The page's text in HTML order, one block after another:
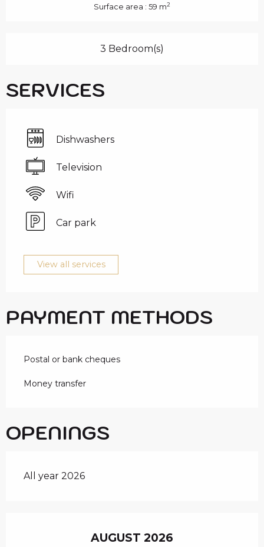
Surface area : 59 m2
3 Bedroom(s)
SERVICES
Dishwashers
Television
Wifi
Car park
View all services
PAYMENT METHODS
Postal or bank cheques
Money transfer
OPENINGS
All year 2026
AUGUST 2026